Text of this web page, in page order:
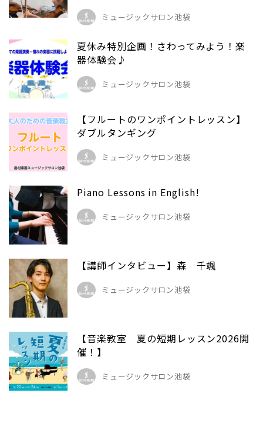
ミュージックサロン池袋
夏休み特別企画！さわってみよう！楽
器体験会♪
ミュージックサロン池袋
【フルートのワンポイントレッスン】
ダブルタンギング
ミュージックサロン池袋
Piano Lessons in English!
ミュージックサロン池袋
【講師インタビュー】森 千颯
ミュージックサロン池袋
【音楽教室 夏の短期レッスン2026開
催！】
ミュージックサロン池袋